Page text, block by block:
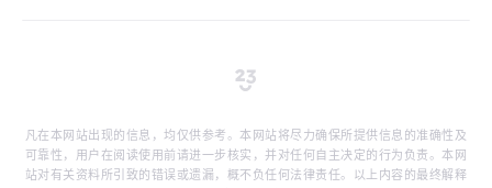
凡在本网站出现的信息，均仅供参考。本网站将尽力确保所提供信息的准确性及
可靠性，用户在阅读使用前请进一步核实，并对任何自主决定的行为负责。本网
站对有关资料所引致的错误或遗漏，概不负任何法律责任。以上内容的最终解释